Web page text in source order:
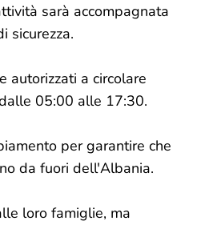
sarà accompagnata
sicurezza.
autorizzati a circolare
05:00 alle 17:30.
per garantire che
da fuori dell'Albania.
loro famiglie, ma